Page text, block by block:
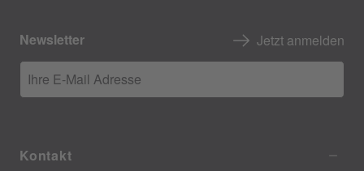
Newsletter Jetzt anmelden
Ihre E-Mail Adresse
Kontakt